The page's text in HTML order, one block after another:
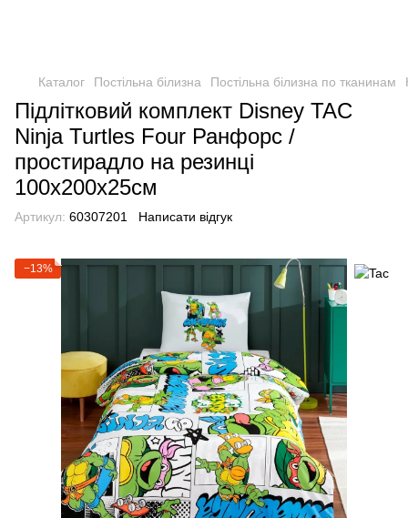
Каталог Постільна білизна Постільна білизна по тканинам
Підлітковий комплект Disney TAC
Ninja Turtles Four Ранфорс /
простирадло на резинці
100х200х25см
Артикул: 60307201 Написати відгук
−13%